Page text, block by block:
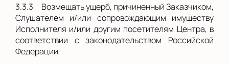
3.3.3
Возмещать ущерб, причиненный Заказчиком,
Слушателем и/или сопровождающим имуществу
Исполнителя и/или другим посетителям Центра, в
соответствии с законодательством Российской
Федерации.